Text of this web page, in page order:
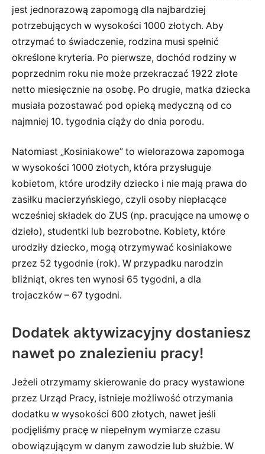
jest jednorazową zapomogą dla najbardziej
potrzebujących w wysokości 1000 złotych. Aby
otrzymać to świadczenie, rodzina musi spełnić
określone kryteria. Po pierwsze, dochód rodziny w
poprzednim roku nie może przekraczać 1922 złote
netto miesięcznie na osobę. Po drugie, matka dziecka
musiała pozostawać pod opieką medyczną od co
najmniej 10. tygodnia ciąży do dnia porodu.
Natomiast „Kosiniakowe” to wielorazowa zapomoga
w wysokości 1000 złotych, która przysługuje
kobietom, które urodziły dziecko i nie mają prawa do
zasiłku macierzyńskiego, czyli osoby niepłacące
wcześniej składek do ZUS (np. pracujące na umowę o
dzieło), studentki lub bezrobotne. Kobiety, które
urodziły dziecko, mogą otrzymywać kosiniakowe
przez 52 tygodnie (rok). W przypadku narodzin
bliźniąt, okres ten wynosi 65 tygodni, a dla
trojaczków – 67 tygodni.
Dodatek aktywizacyjny dostaniesz
nawet po znalezieniu pracy!
Jeżeli otrzymamy skierowanie do pracy wystawione
przez Urząd Pracy, istnieje możliwość otrzymania
dodatku w wysokości 600 złotych, nawet jeśli
podjęliśmy pracę w niepełnym wymiarze czasu
obowiązującym w danym zawodzie lub służbie. W